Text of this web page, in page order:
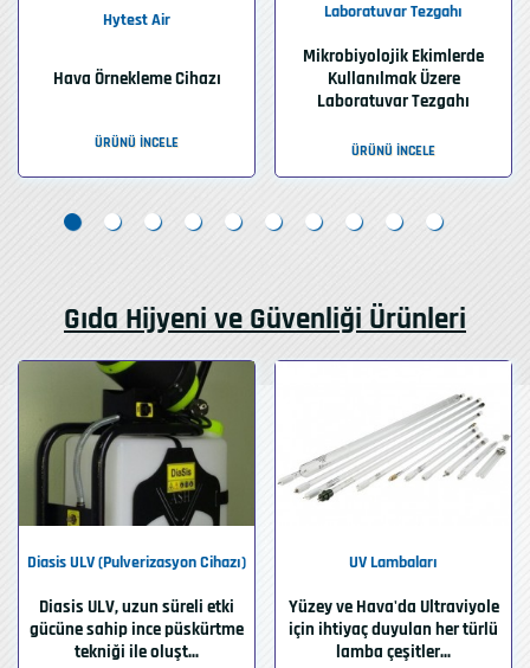
Hytest Air
Hava Örnekleme Cihazı
ÜRÜNÜ İNCELE
Laboratuvar Tezgahı
Mikrobiyolojik Ekimlerde
Kullanılmak Üzere
Laboratuvar Tezgahı
ÜRÜNÜ İNCELE
Gıda Hijyeni ve Güvenliği Ürünleri
Diasis ULV (Pulverizasyon Cihazı)
Diasis ULV, uzun süreli etki
gücüne sahip ince püskürtme
tekniği ile oluşt...
UV Lambaları
Yüzey ve Hava'da Ultraviyole
için ihtiyaç duyulan her türlü
lamba çeşitler...